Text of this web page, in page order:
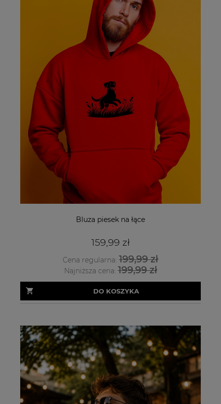
Bluza piesek na łące
159,99 zł
Cena regularna: 199,99 zł
Najniższa cena:199,99 zł
DO KOSZYKA